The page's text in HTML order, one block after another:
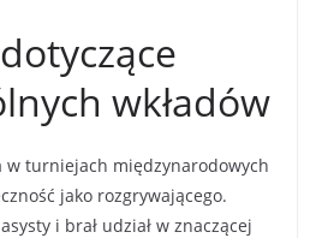
wkładów
w turniejach międzynarodowych
jako rozgrywającego.
i brał udział w znaczącej